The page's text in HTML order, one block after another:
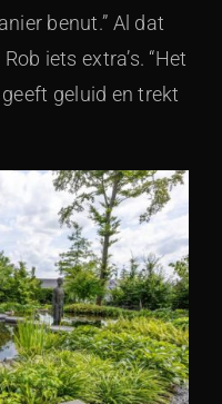
benut.” Al dat
iets extra’s. “Het
geluid en trekt